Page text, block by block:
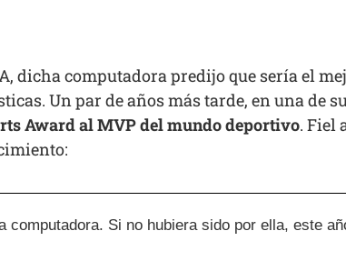
dicha computadora predijo que sería el
Un par de años más tarde, en una de
Award al MVP del mundo deportivo. Fiel
computadora. Si no hubiera sido por ella, este